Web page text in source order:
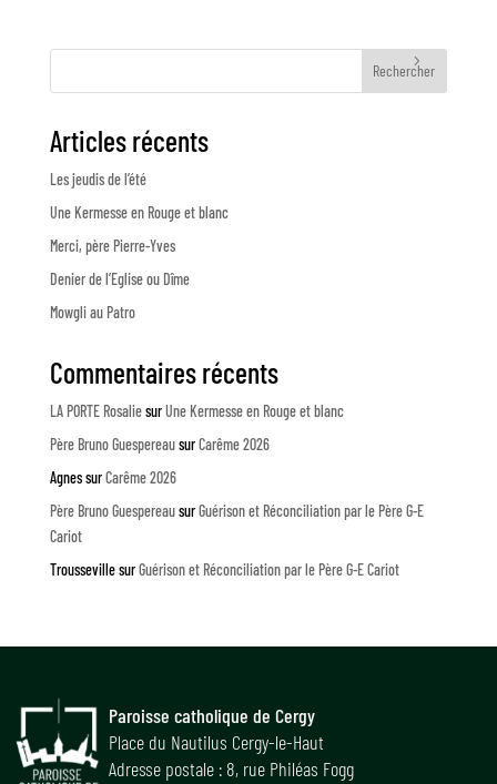
Rechercher
Articles récents
Les jeudis de l’été
Une Kermesse en Rouge et blanc
Merci, père Pierre-Yves
Denier de l’Eglise ou Dîme
Mowgli au Patro
Commentaires récents
LA PORTE RosaliesurUne Kermesse en Rouge et blanc
Père Bruno GuespereausurCarême 2026
AgnessurCarême 2026
Père Bruno GuespereausurGuérison et Réconciliation par le Père G-E
Cariot
TroussevillesurGuérison et Réconciliation par le Père G-E Cariot
Paroisse catholique de Cergy
Place du Nautilus Cergy-le-Haut
Adresse postale : 8, rue Philéas Fogg